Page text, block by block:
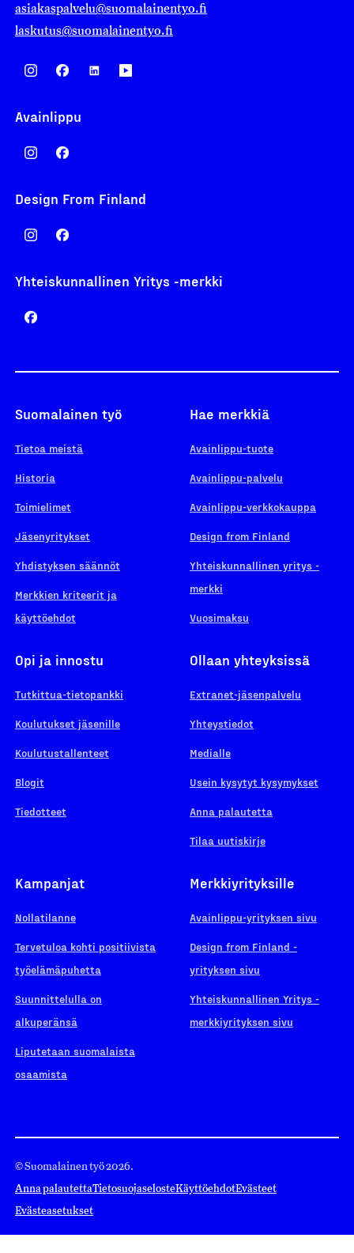
asiakaspalvelu@suomalainentyo.fi
laskutus@suomalainentyo.fi
Avainlippu
Design From Finland
Yhteiskunnallinen Yritys -merkki
Suomalainen työ
Tietoa meistä
Historia
Toimielimet
Jäsenyritykset
Yhdistyksen säännöt
Merkkien kriteerit ja
käyttöehdot
Hae merkkiä
Avainlippu-tuote
Avainlippu-palvelu
Avainlippu-verkkokauppa
Design from Finland
Yhteiskunnallinen yritys -
merkki
Vuosimaksu
Opi ja innostu
Tutkittua-tietopankki
Koulutukset jäsenille
Koulutustallenteet
Blogit
Tiedotteet
Ollaan yhteyksissä
Extranet-jäsenpalvelu
Yhteystiedot
Medialle
Usein kysytyt kysymykset
Anna palautetta
Tilaa uutiskirje
Kampanjat
Nollatilanne
Tervetuloa kohti positiivista
työelämäpuhetta
Suunnittelulla on
alkuperänsä
Liputetaan suomalaista
osaamista
Merkkiyrityksille
Avainlippu-yrityksen sivu
Design from Finland -
yrityksen sivu
Yhteiskunnallinen Yritys -
merkkiyrityksen sivu
© Suomalainen työ 2026.
Anna palautettaTietosuojaselosteKäyttöehdotEvästeet
Evästeasetukset